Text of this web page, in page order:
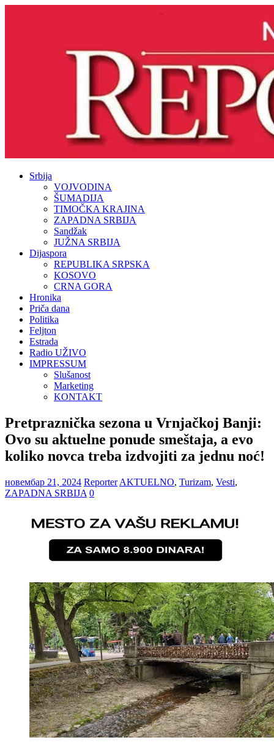
Srbija
VOJVODINA
ŠUMADIJA
TIMOČKA KRAJINA
ZAPADNA SRBIJA
Sandžak
JUŽNA SRBIJA
Dijaspora
REPUBLIKA SRPSKA
KOSOVO
CRNA GORA
Hronika
Priča dana
Politika
Feljton
Estrada
Radio UŽIVO
IMPRESSUM
Slušanost
Marketing
KONTAKT
Pretpraznička sezona u Vrnjačkoj Banji:
Ovo su aktuelne ponude smeštaja, a evo
koliko novca treba izdvojiti za jednu noć!
новембар 21, 2024 Reporter AKTUELNO, Turizam, Vesti,
ZAPADNA SRBIJA 0